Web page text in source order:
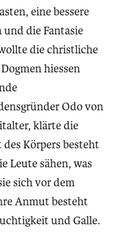
eine bessere
die Fantasie
die christliche
hiessen
Odo von
klärte die
Körpers besteht
Leute sähen, was
sich vor dem
Anmut besteht
und Galle.